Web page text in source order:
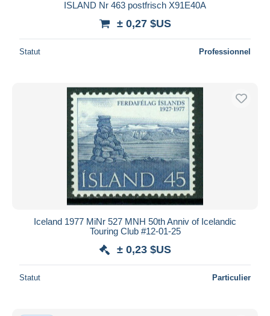
ISLAND Nr 463 postfrisch X91E40A
± 0,27 $US
Statut Professionnel
Iceland 1977 MiNr 527 MNH 50th Anniv of Icelandic
Touring Club #12-01-25
± 0,23 $US
Statut Particulier